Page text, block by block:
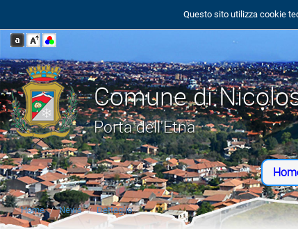
Questo sito utilizza cookie
Comune di
Porta dell'Etna
Home News Dettaglio